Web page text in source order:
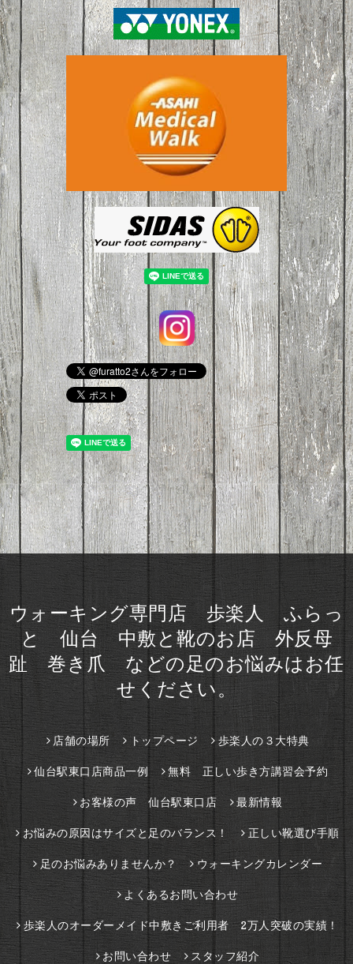
ウォーキング専門店 歩楽人 ふらっ
と 仙台 中敷と靴のお店 外反母
趾 巻き爪 などの足のお悩みはお任
せください。
店舗の場所 トップページ 歩楽人の３大特典
仙台駅東口店商品一例 無料 正しい歩き方講習会予約
お客様の声 仙台駅東口店 最新情報
お悩みの原因はサイズと足のバランス！ 正しい靴選び手順
足のお悩みありませんか？ ウォーキングカレンダー
よくあるお問い合わせ
歩楽人のオーダーメイド中敷きご利用者 2万人突破の実績！
お問い合わせ スタッフ紹介